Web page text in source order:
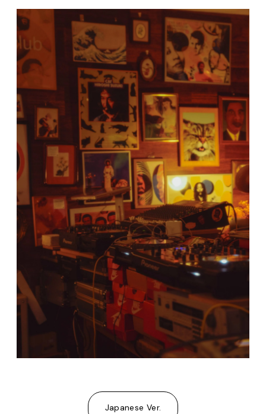
Japanese Ver.